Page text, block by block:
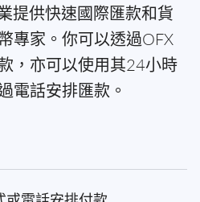
提供快速國際匯款和貨
專家。你可以透過OFX
，亦可以使用其24小時
電話安排匯款。